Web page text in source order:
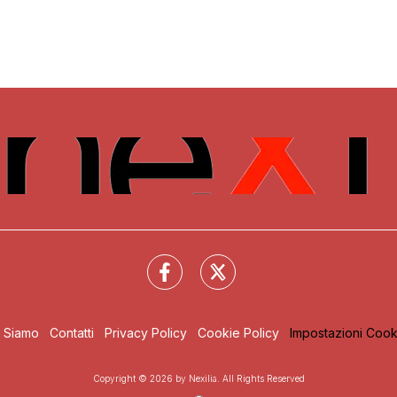
Siamo Contatti Privacy Policy Cookie Policy Impostazioni
Copyright © 2026 by Nexilia. All Rights Reserved